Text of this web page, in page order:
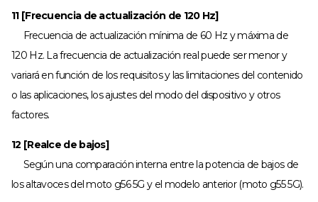
11 [Frecuencia de actualización de 120 Hz]
Frecuencia de actualización mínima de 60 Hz y máxima de
120 Hz. La frecuencia de actualización real puede ser menor y
variará en función de los requisitos y las limitaciones del contenido
o las aplicaciones, los ajustes del modo del dispositivo y otros
factores.
12 [Realce de bajos]
Según una comparación interna entre la potencia de bajos de
los altavoces del moto g56 5G y el modelo anterior (moto g55 5G).